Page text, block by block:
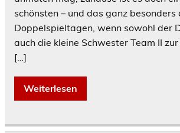
schönsten – und das ganz besonders
Doppelspieltagen, wenn sowohl der
auch die kleine Schwester Team II
[…]
Weiterlesen